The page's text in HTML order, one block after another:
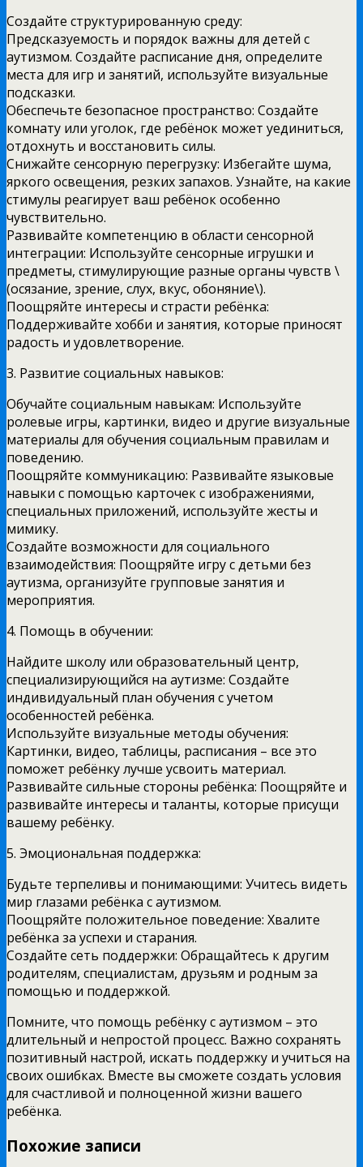
Создайте структурированную среду:
Предсказуемость и порядок важны для детей с
аутизмом. Создайте расписание дня, определите
места для игр и занятий, используйте визуальные
подсказки.
Обеспечьте безопасное пространство: Создайте
комнату или уголок, где ребёнок может уединиться,
отдохнуть и восстановить силы.
Снижайте сенсорную перегрузку: Избегайте шума,
яркого освещения, резких запахов. Узнайте, на какие
стимулы реагирует ваш ребёнок особенно
чувствительно.
Развивайте компетенцию в области сенсорной
интеграции: Используйте сенсорные игрушки и
предметы, стимулирующие разные органы чувств \
(осязание, зрение, слух, вкус, обоняние\).
Поощряйте интересы и страсти ребёнка:
Поддерживайте хобби и занятия, которые приносят
радость и удовлетворение.
3. Развитие социальных навыков:
Обучайте социальным навыкам: Используйте
ролевые игры, картинки, видео и другие визуальные
материалы для обучения социальным правилам и
поведению.
Поощряйте коммуникацию: Развивайте языковые
навыки с помощью карточек с изображениями,
специальных приложений, используйте жесты и
мимику.
Создайте возможности для социального
взаимодействия: Поощряйте игру с детьми без
аутизма, организуйте групповые занятия и
мероприятия.
4. Помощь в обучении:
Найдите школу или образовательный центр,
специализирующийся на аутизме: Создайте
индивидуальный план обучения с учетом
особенностей ребёнка.
Используйте визуальные методы обучения:
Картинки, видео, таблицы, расписания – все это
поможет ребёнку лучше усвоить материал.
Развивайте сильные стороны ребёнка: Поощряйте и
развивайте интересы и таланты, которые присущи
вашему ребёнку.
5. Эмоциональная поддержка:
Будьте терпеливы и понимающими: Учитесь видеть
мир глазами ребёнка с аутизмом.
Поощряйте положительное поведение: Хвалите
ребёнка за успехи и старания.
Создайте сеть поддержки: Обращайтесь к другим
родителям, специалистам, друзьям и родным за
помощью и поддержкой.
Помните, что помощь ребёнку с аутизмом – это
длительный и непростой процесс. Важно сохранять
позитивный настрой, искать поддержку и учиться на
своих ошибках. Вместе вы сможете создать условия
для счастливой и полноценной жизни вашего
ребёнка.
Похожие записи